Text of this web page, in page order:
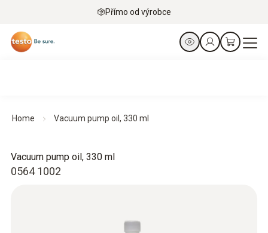
Přímo od výrobce
Home Vacuum pump oil, 330 ml
0564 1002
Vacuum pump oil, 330 ml